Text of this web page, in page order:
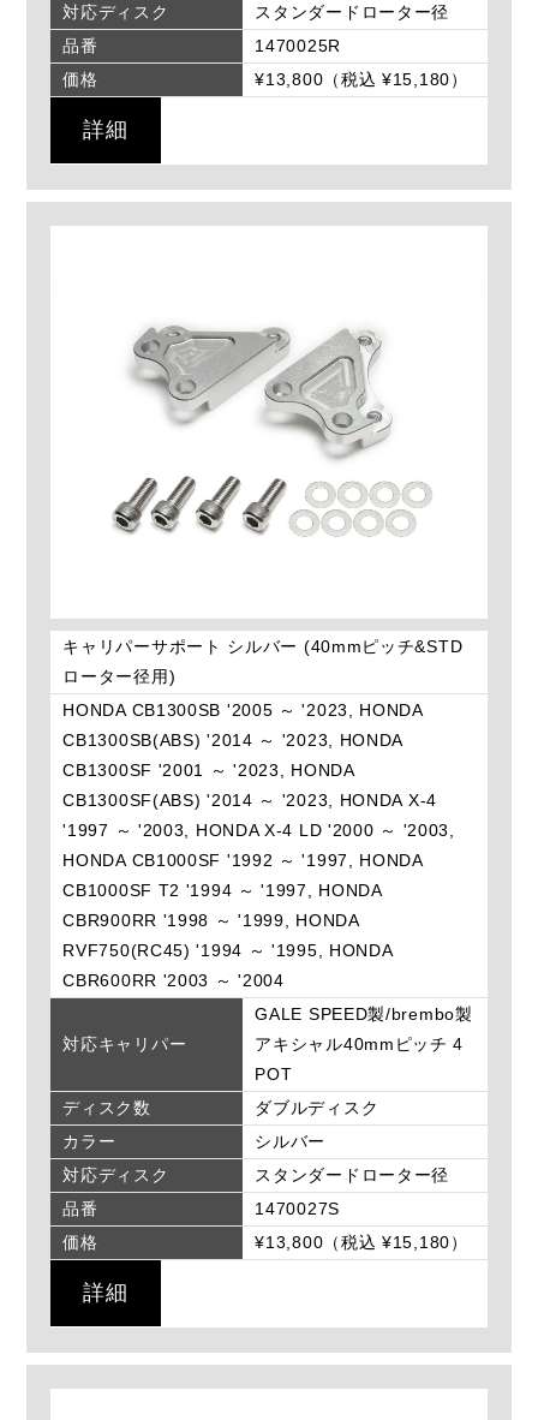
対応ディスク
スタンダードローター径
品番
1470025R
価格
¥13,800（税込 ¥15,180）
詳細
キャリパーサポート シルバー (40mmピッチ&STD
ローター径用)
HONDA CB1300SB '2005 ～ '2023, HONDA
CB1300SB(ABS) '2014 ～ '2023, HONDA
CB1300SF '2001 ～ '2023, HONDA
CB1300SF(ABS) '2014 ～ '2023, HONDA X-4
'1997 ～ '2003, HONDA X-4 LD '2000 ～ '2003,
HONDA CB1000SF '1992 ～ '1997, HONDA
CB1000SF T2 '1994 ～ '1997, HONDA
CBR900RR '1998 ～ '1999, HONDA
RVF750(RC45) '1994 ～ '1995, HONDA
CBR600RR '2003 ～ '2004
対応キャリパー
GALE SPEED製/brembo製
アキシャル40mmピッチ 4
POT
ディスク数
ダブルディスク
カラー
シルバー
対応ディスク
スタンダードローター径
品番
1470027S
価格
¥13,800（税込 ¥15,180）
詳細